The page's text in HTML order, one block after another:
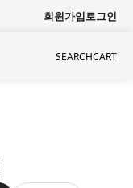
회원가입로그인
SEARCHCART